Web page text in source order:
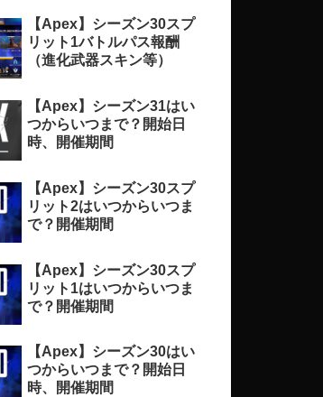
【Apex】シーズン30スプ
リット1バトルパス報酬
（進化武器スキン等）
【Apex】シーズン31はい
つからいつまで？開始日
時、開催期間
【Apex】シーズン30スプ
リット2はいつからいつま
で？開催期間
【Apex】シーズン30スプ
リット1はいつからいつま
で？開催期間
【Apex】シーズン30はい
つからいつまで？開始日
時、開催期間